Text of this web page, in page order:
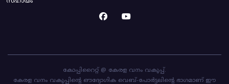
കോപ്പിറൈറ്റ് @ കേരള വനം വകുപ്പ്.
കേരള വനം വകുപ്പിന്റെ ഔദ്യോഗിക വെബ്-പോർട്ടലിന്റെ ഭാഗമാണ് ഈ